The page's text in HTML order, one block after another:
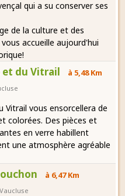
qui a su conserver ses
de la culture et des
accueille aujourd'hui
et du Vitrail à 5,48 Km
Vitrail vous ensorcellera de
colorées. Des pièces et
en verre habillent
une atmosphère agréable
à 6,47 Km
Vaucluse